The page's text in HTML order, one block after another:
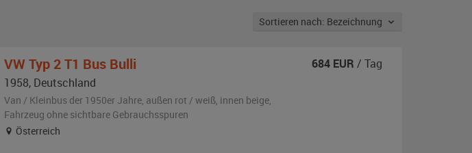
Sortieren nach: Bezeichnung
VW Typ 2 T1 Bus Bulli
1958, Deutschland
Van / Kleinbus der 1950er Jahre, außen rot / weiß, innen beige,
Fahrzeug ohne sichtbare Gebrauchsspuren
Österreich
684 EUR / Tag